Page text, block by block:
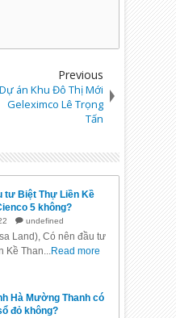
Previous
Dự án Khu Đô Thị Mới
Geleximco Lê Trọng
Tấn
tư Biệt Thự Liền Kề
5 không?
undefined
Có nên đầu tư
Kề Than... Read more
Hà Mường Thanh có
đỏ không?